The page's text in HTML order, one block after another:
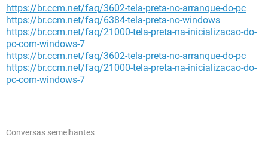
https://br.ccm.net/faq/3602-tela-preta-no-arranque-do-pc
https://br.ccm.net/faq/6384-tela-preta-no-windows
https://br.ccm.net/faq/21000-tela-preta-na-inicializacao-do-
pc-com-windows-7
https://br.ccm.net/faq/3602-tela-preta-no-arranque-do-pc
https://br.ccm.net/faq/21000-tela-preta-na-inicializacao-do-
pc-com-windows-7
Conversas semelhantes